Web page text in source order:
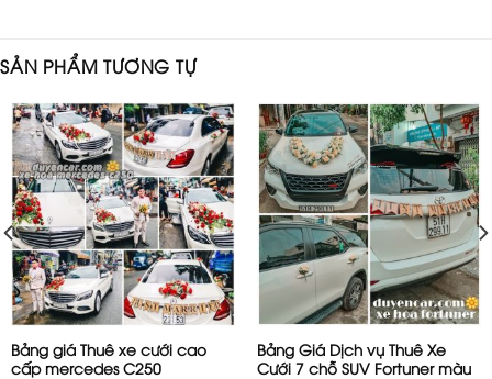
SẢN PHẨM TƯƠNG TỰ
Bảng giá Thuê xe cưới cao
cấp mercedes C250
Bảng Giá Dịch vụ Thuê Xe
Cưới 7 chỗ SUV Fortuner màu